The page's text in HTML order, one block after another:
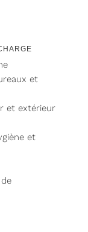
et
et extérieur
et